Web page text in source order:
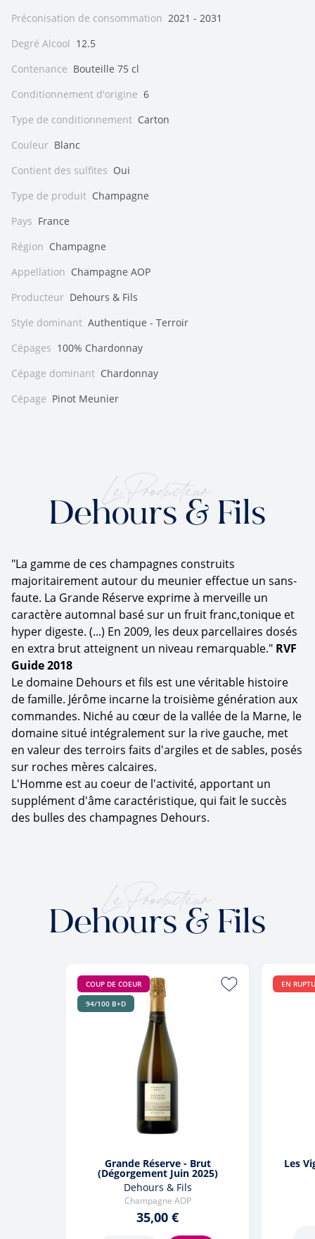
Préconisation de consommation 2021 - 2031
Degré Alcool 12.5
Contenance Bouteille 75 cl
Conditionnement d'origine 6
Type de conditionnement Carton
Couleur Blanc
Contient des sulfites Oui
Type de produit Champagne
Pays France
Région Champagne
Appellation Champagne AOP
Producteur Dehours & Fils
Style dominant Authentique - Terroir
Cépages 100% Chardonnay
Cépage dominant Chardonnay
Cépage Pinot Meunier
Le Producteur
Dehours & Fils
"La gamme de ces champagnes construits
majoritairement autour du meunier effectue un sans-
faute. La Grande Réserve exprime à merveille un
caractère automnal basé sur un fruit franc,tonique et
hyper digeste. (...) En 2009, les deux parcellaires dosés
en extra brut atteignent un niveau remarquable." RVF
Guide 2018
Le domaine Dehours et fils est une véritable histoire
de famille. Jérôme incarne la troisième génération aux
commandes. Niché au cœur de la vallée de la Marne, le
domaine situé intégralement sur la rive gauche, met
en valeur des terroirs faits d'argiles et de sables, posés
sur roches mères calcaires.
L'Homme est au coeur de l'activité, apportant un
supplément d'âme caractéristique, qui fait le succès
des bulles des champagnes Dehours.
Le Producteur
Dehours & Fils
COUP DE COEUR
94/100 B+D
Grande Réserve - Brut
(Dégorgement Juin 2025)
Dehours & Fils
Champagne AOP
35,00 €
EN
Les